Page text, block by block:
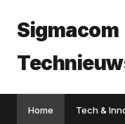
Sigmacom
Home Tech &